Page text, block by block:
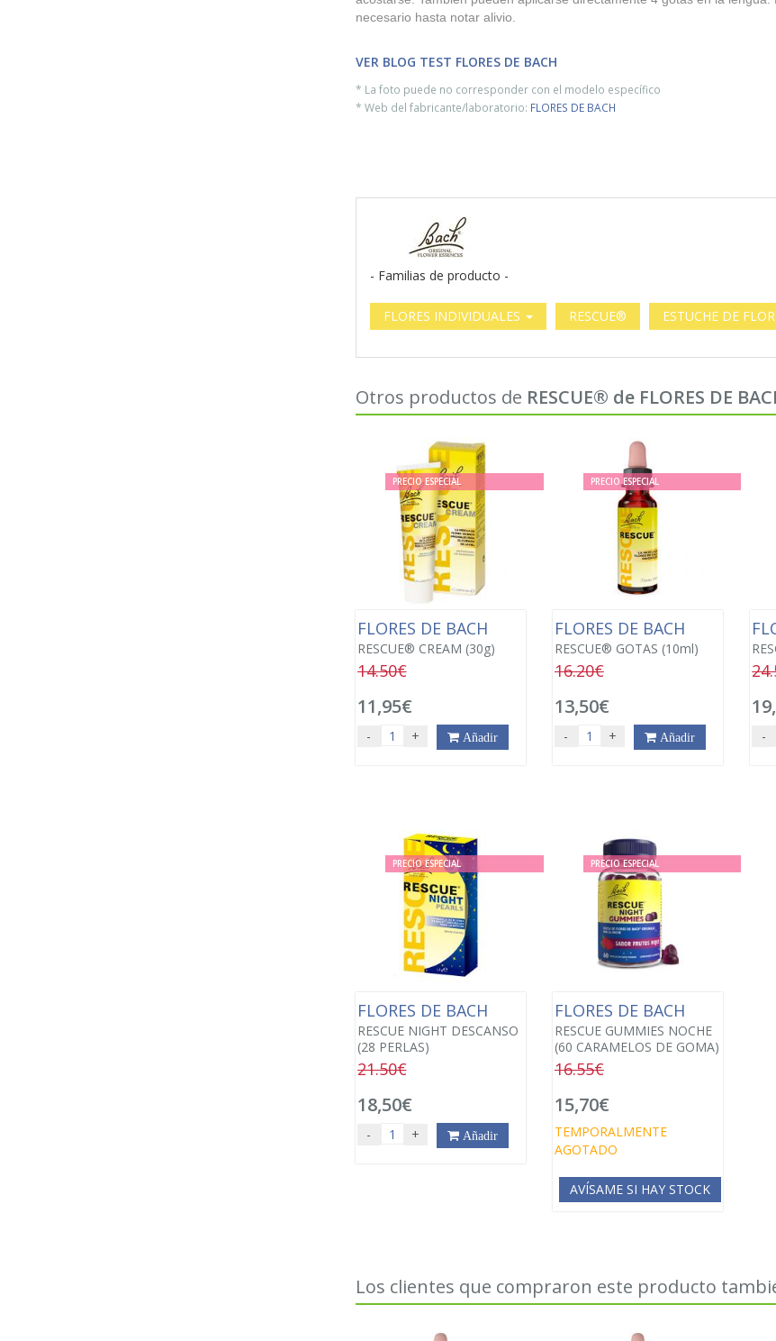
necesario hasta notar alivio.
VER BLOG TEST FLORES DE BACH
* La foto puede no corresponder con el modelo específico
* Web del fabricante/laboratorio: FLORES DE BACH
- Familias de producto -
FLORES INDIVIDUALES RESCUE® ESTUCHE DE
Otros productos de RESCUE® de FLORES DE
PRECIO ESPECIAL
FLORES DE BACH
RESCUE® CREAM (30g)
14.50€
11,95€
- + Añadir
PRECIO ESPECIAL
FLORES DE BACH
RESCUE® GOTAS (10ml)
16.20€
13,50€
- + Añadir -
PRECIO ESPECIAL
FLORES DE BACH
RESCUE NIGHT DESCANSO
(28 PERLAS)
21.50€
18,50€
- + Añadir
PRECIO ESPECIAL
FLORES DE BACH
RESCUE GUMMIES NOCHE
(60 CARAMELOS DE GOMA)
16.55€
15,70€
TEMPORALMENTE
AGOTADO
AVÍSAME SI HAY STOCK
Los clientes que compraron este producto